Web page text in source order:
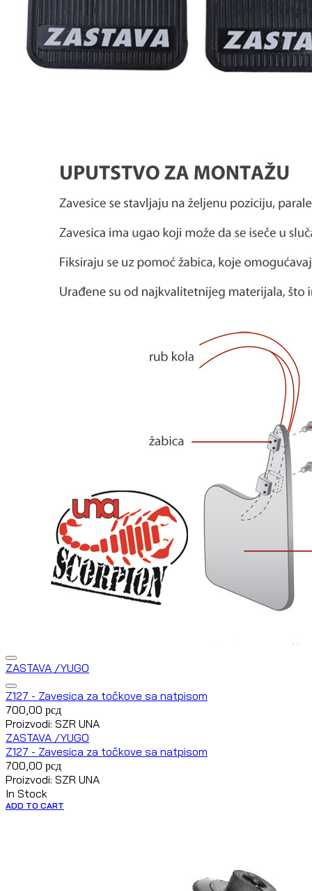
ZASTAVA /YUGO
Z127 - Zavesica za točkove sa natpisom
700,00 рсд
Proizvodi: SZR UNA
ZASTAVA /YUGO
Z127 - Zavesica za točkove sa natpisom
700,00 рсд
Proizvodi: SZR UNA
In Stock
ADD TO CART